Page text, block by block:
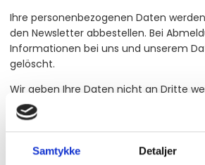
Samtykke Detaljer
Ihre personenbezogenen Daten
den Newsletter abbestellen. Bei
Informationen bei uns und unserem
gelöscht.
Wir geben Ihre Daten nicht an Dritte